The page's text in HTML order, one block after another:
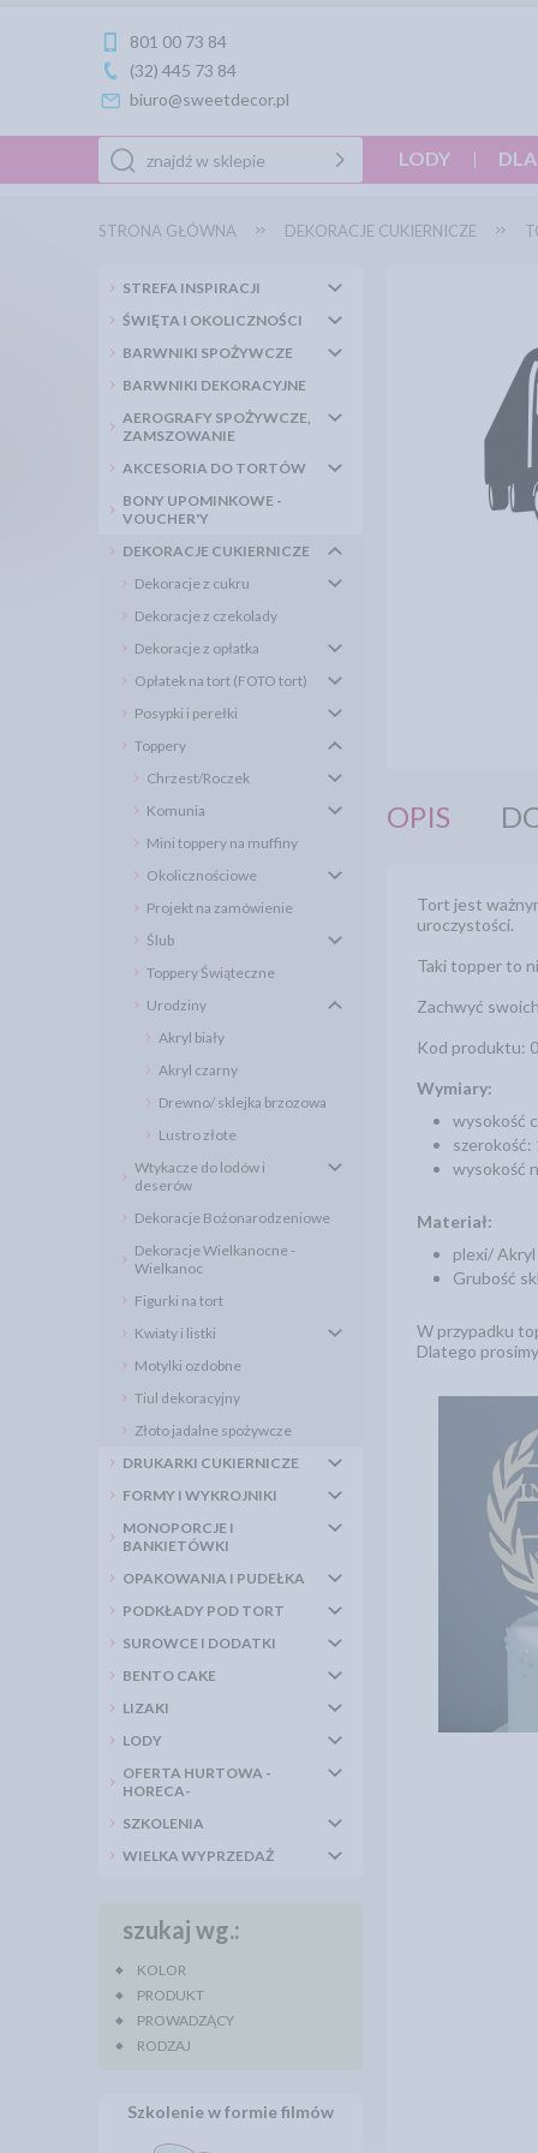
801 00 73 84
(32) 445 73 84
biuro@sweetdecor.pl
LODY
STRONA GŁÓWNA DEKORACJE CUKIERNICZE
STREFA INSPIRACJI
ŚWIĘTA I OKOLICZNOŚCI
BARWNIKI SPOŻYWCZE
BARWNIKI DEKORACYJNE
AEROGRAFY SPOŻYWCZE,
ZAMSZOWANIE
AKCESORIA DO TORTÓW
BONY UPOMINKOWE -
VOUCHER'Y
DEKORACJE CUKIERNICZE
Dekoracje z cukru
Dekoracje z czekolady
Dekoracje z opłatka
Opłatek na tort (FOTO tort)
Posypki i perełki
Toppery
Chrzest/Roczek
Komunia
Mini toppery na muffiny
Okolicznościowe
Projekt na zamówienie
Ślub
Toppery Świąteczne
Urodziny
Akryl biały
Akryl czarny
Drewno/ sklejka brzozowa
Lustro złote
Wtykacze do lodów i
deserów
Dekoracje Bożonarodzeniowe
Dekoracje Wielkanocne -
Wielkanoc
Figurki na tort
Kwiaty i listki
Motylki ozdobne
Tiul dekoracyjny
Złoto jadalne spożywcze
DRUKARKI CUKIERNICZE
FORMY I WYKROJNIKI
MONOPORCJE I
BANKIETÓWKI
OPAKOWANIA I PUDEŁKA
PODKŁADY POD TORT
SUROWCE I DODATKI
BENTO CAKE
LIZAKI
LODY
OFERTA HURTOWA -
HORECA-
SZKOLENIA
WIELKA WYPRZEDAŻ
szukaj wg.:
KOLOR
PRODUKT
PROWADZĄCY
RODZAJ
Szkolenie w formie filmów
OPIS
Tort jest
uroczystości.
Taki topper to
Zachwyć
Kod produktu:
Wymiary:
wysokość
szerokość:
wysokość
Materiał:
plexi/
Grubość
W przypadku
Dlatego